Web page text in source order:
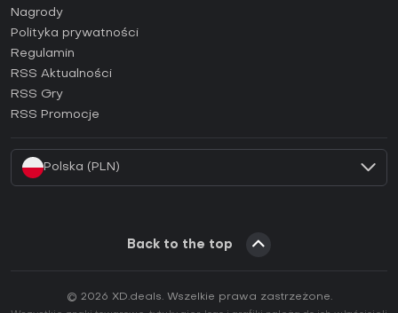
Jak aktywować klucz Steam (CD Key)?
Jak aktywować klucz Epic Games (CD Key)?
Jak aktywować klucz GOG (CD Key)?
Jak aktywować klucz Ubisoft Connect (CD Key)?
Nagrody
Polityka prywatności
Regulamin
RSS Aktualności
RSS Gry
RSS Promocje
Polska (PLN)
Back to the top
© 2026 XD.deals. Wszelkie prawa zastrzeżone.